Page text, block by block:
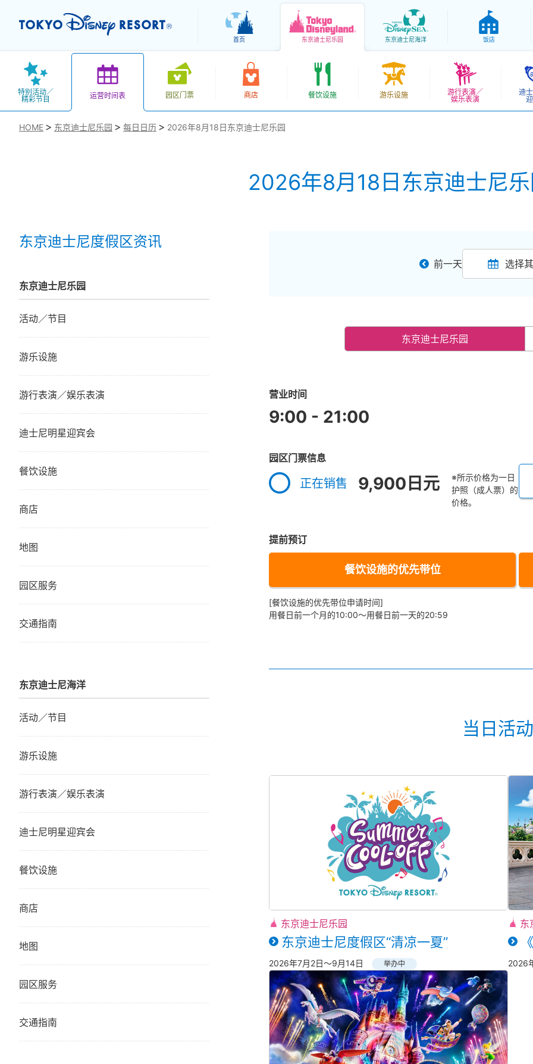
首页 东京迪士尼乐园 东京迪士尼海洋 饭店
特别活动／
精彩节目
运营时间表 园区门票 商店 餐饮设施 游乐设施
游行表演／
娱乐表演
迪
HOME 东京迪士尼乐园 每日日历 2026年8月18日东京迪士尼乐园
2026年8月18日东京迪士尼
前一天 选择
东京迪士尼乐园
营业时间
9:00 - 21:00
园区门票信息
正在销售 9,900日元
※所示价格为一日
护照（成人票）的
价格。
提前预订
餐饮设施的优先带位
[餐饮设施的优先带位申请时间]
用餐日前一个月的10:00～用餐日前一天的20:59
当日活
东京迪士尼乐园
东京迪士尼度假区“清凉一夏”
2026年7月2日～9月14日 举办中
东
2026
东京迪士尼度假区资讯
东京迪士尼乐园
活动／节目
游乐设施
游行表演／娱乐表演
迪士尼明星迎宾会
餐饮设施
商店
地图
园区服务
交通指南
东京迪士尼海洋
活动／节目
游乐设施
游行表演／娱乐表演
迪士尼明星迎宾会
餐饮设施
商店
地图
园区服务
交通指南